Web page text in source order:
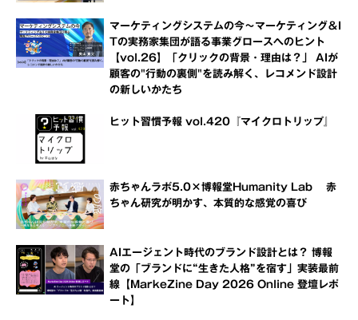
マーケティングシステムの今～マーケティング＆I
Tの実務家集団が語る事業グロースへのヒント
【vol.26】「クリックの背景・理由は？」 AIが
顧客の"行動の裏側"を読み解く、レコメンド設計
の新しいかたち
ヒット習慣予報 vol.420『マイクロトリップ』
赤ちゃんラボ5.0×博報堂Humanity Lab 赤
ちゃん研究が明かす、本質的な感覚の喜び
AIエージェント時代のブランド設計とは？ 博報
堂の「ブランドに“生きた人格”を宿す」実装最前
線【MarkeZine Day 2026 Online 登壇レポ
ート】